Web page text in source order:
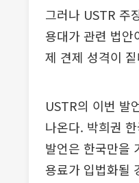
그러나 USTR 주
용대가 관련 법안
제 견제 성격이
USTR의 이번 발
나온다. 박희권
발언은 한국만을
용료가 입법화될